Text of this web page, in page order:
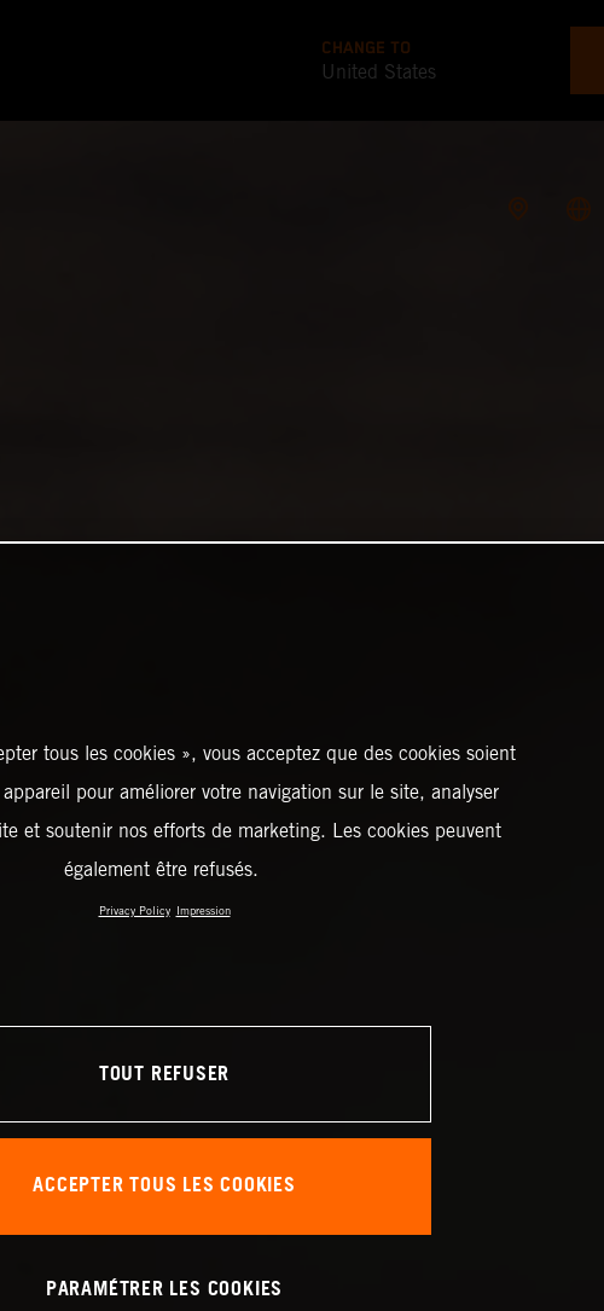
CHANGE TO
United States
tous les cookies », vous acceptez que des cookies soient
pour améliorer votre navigation sur le site, analyser
et soutenir nos efforts de marketing. Les cookies peuvent
également être refusés.
Privacy Policy Impression
TOUT REFUSER
ACCEPTER TOUS LES COOKIES
PARAMÉTRER LES COOKIES